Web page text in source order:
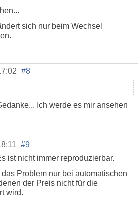
sich nur beim Wechsel
#8
Ich werde es mir ansehen
#9
ist nicht immer reproduzierbar.
Problem nur bei automatischen
der Preis nicht für die
wird.